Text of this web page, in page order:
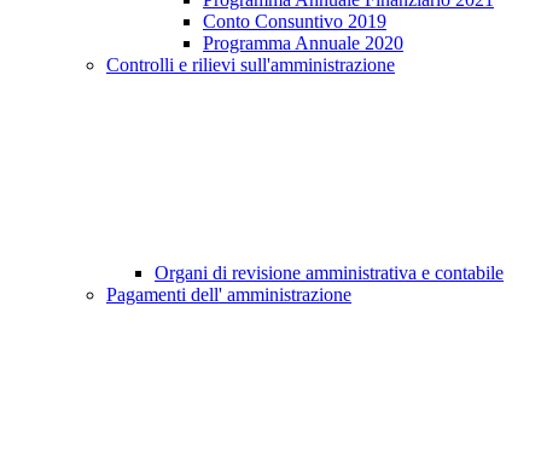
Conto Consuntivo 2019
Programma Annuale 2020
Controlli e rilievi sull'amministrazione
Organi di revisione amministrativa e contabile
Pagamenti dell' amministrazione